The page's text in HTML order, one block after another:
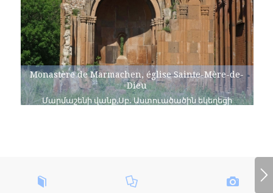
Monastère de Marmachen, église Sainte-Mère-de-
Dieu
Մարմաշենի վանք,Սբ. Աստուածածին եկեղեցի